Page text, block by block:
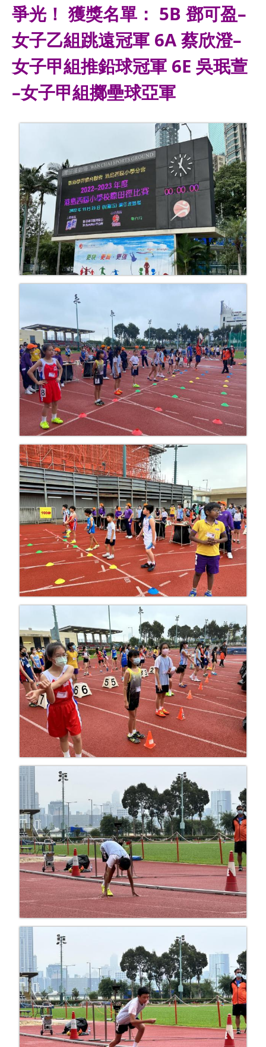
爭光！ 獲獎名單： 5B 鄧可盈–
女子乙組跳遠冠軍 6A 蔡欣澄–
女子甲組推鉛球冠軍 6E 吳珉萱
–女子甲組擲壘球亞軍